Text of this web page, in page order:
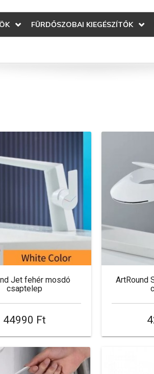
FÜRDŐSZOBAI KIEGÉSZÍTŐK
Jet fehér mosdó
csaptelep
44990 Ft
ArtRound